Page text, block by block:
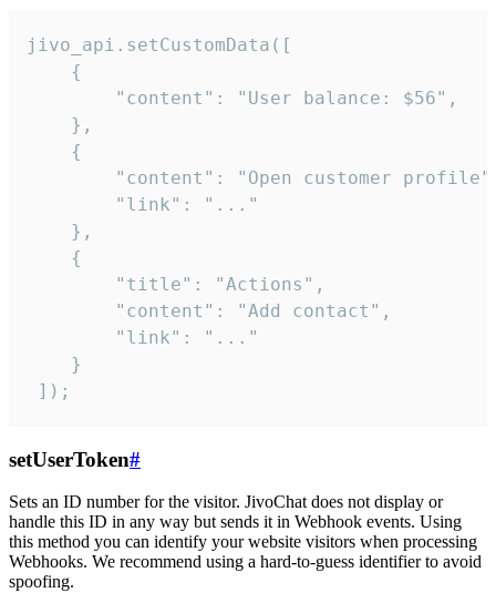
jivo_api.setCustomData([
    {
        "content": "User balance: $56",
    },
    {
"content": "Open customer
        "link": "..."
    },
    {
        "title": "Actions",
        "content": "Add contact",
        "link": "..."
    }
]);
setUserToken#
Sets an ID number for the visitor. JivoChat does not display or
handle this ID in any way but sends it in Webhook events. Using
this method you can identify your website visitors when processing
Webhooks. We recommend using a hard-to-guess identifier to avoid
spoofing.